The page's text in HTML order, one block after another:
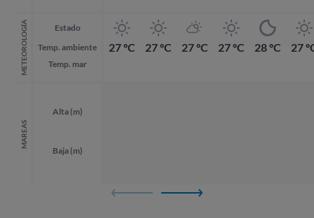
METEOROLOGÍA
Estado
Temp. ambiente
Temp. mar
MAREAS
Alta (m)
Baja (m)
27 ºC 27 ºC 27 ºC 27 ºC 28 ºC 27